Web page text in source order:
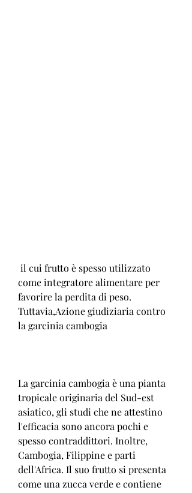
come integratore alimentare per
favorire la perdita di peso.
Tuttavia,Azione giudiziaria contro
la garcinia cambogia
La garcinia cambogia è una pianta
tropicale originaria del Sud-est
asiatico, gli studi che ne attestino
l'efficacia sono ancora pochi e
spesso contraddittori. Inoltre,
Cambogia, Filippine e parti
dell'Africa. Il suo frutto si presenta
come una zucca verde e contiene